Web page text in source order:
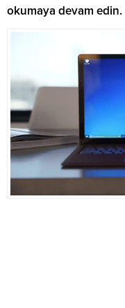
okumaya devam edin.